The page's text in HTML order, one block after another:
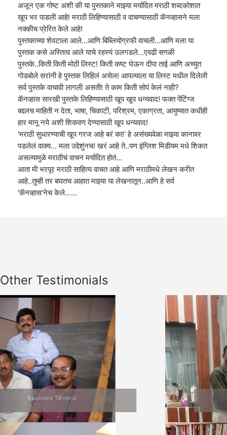
अजून एक गोष्ट अशी की या पुस्तकाने माझ्या मर्यादित मराठी शब्दकोशात
खूप भर पाडली आहे! मराठी लिहिण्यासाठी व वाचण्यासाठी कॅनव्हासने मला
नक्कीच प्रेरित केले आहे!
पुस्तकाच्या शेवटाला आले...आणि बिब्लियोग्रफी वाचली...आणि मला या
पुस्तक कसे अस्तित्व आले याचे रहस्यं उलगडले...एवढी सगळी
पुस्तके..किती किती मोठी लिस्ट! किती कष्ट घेऊन दीपा ताई आणि अच्युत
गोडबोले सरांनी हे पुस्तक लिहिलं असेल! आपल्याला या लिस्ट मधील दिलेली
सर्व पुस्तके वाचावी लागली असती! ते काम किती सोपं केलं नाही?
कॅनव्हास सारखी पुस्तके लिहिण्यासाठी खूप खूप धन्यवाद! फक्त पेंटिंग्ज
बद्दलच माहिती न देता, भाषा, चिकाटी, परिश्रम, एकाग्रता, आयुष्यात कधीही
हार मानू नये अशी शिकवण देण्यासाठी खूप धन्यवाद!
'मराठी सुधारण्याची खूप गरज आहे बरं का!' हे असंख्यवेळा माझ्या कानावर
पडलेलं वाक्य... मला उद्देशुंनच! खरं आहे ते..पण इंग्लिश मिडीयम मधे शिकत
असल्यामुळे मराठीचं वाचन मर्यादित होतं...
आता मी भरपूर मराठी साहित्य वाचत आहे आणि मराठीमधे लेखन करीत
आहे..तुम्ही तर बघतच आहात माझ्या या लेखनातून..आणि हे सर्व
'कॅनव्हास'नेच केले......
Other Testimonials
Jalgaon Bhet
Previous